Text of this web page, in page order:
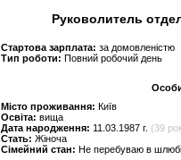
Руковолитель
Стартова зарплата: за домовленістю
Тип роботи: Повний робочий день
Місто проживання: Київ
Освіта: вища
Дата народження: 11.03.1987 г. (39
Стать: Жіноча
Сімейний стан: Не перебуваю в